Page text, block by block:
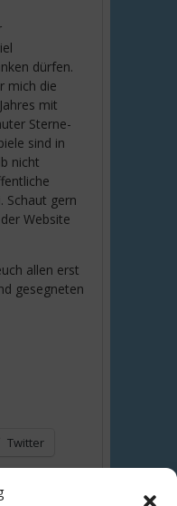
dürfen.
mich die
mit
Sterne-
sind in
nicht
Schaut gern
Website
allen erst
gesegneten
Twitter